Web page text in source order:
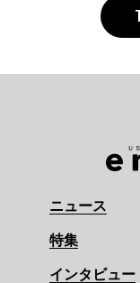
ニュース
特集
インタビュー